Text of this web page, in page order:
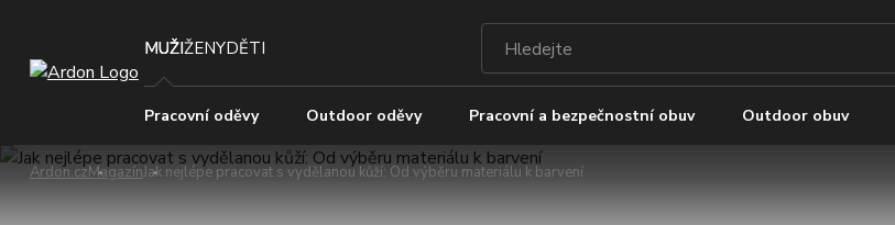
MUŽIŽENYDĚTI
Pracovní oděvy Outdoor oděvy Pracovní a bezpečnostní obuv Outdoor obuv
Ardon.czMagazínJak nejlépe pracovat s vydělanou kůží: Od výběru materiálu k barvení